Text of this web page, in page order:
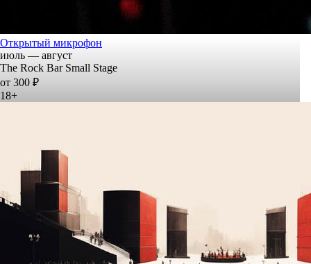
Открытый микрофон
июль — август
The Rock Bar Small Stage
от 300 ₽
18+